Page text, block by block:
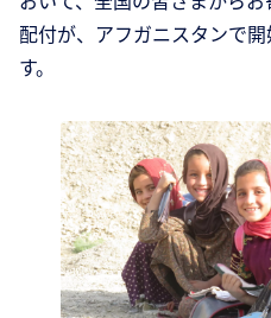
配付が、アフガニスタンで
す。